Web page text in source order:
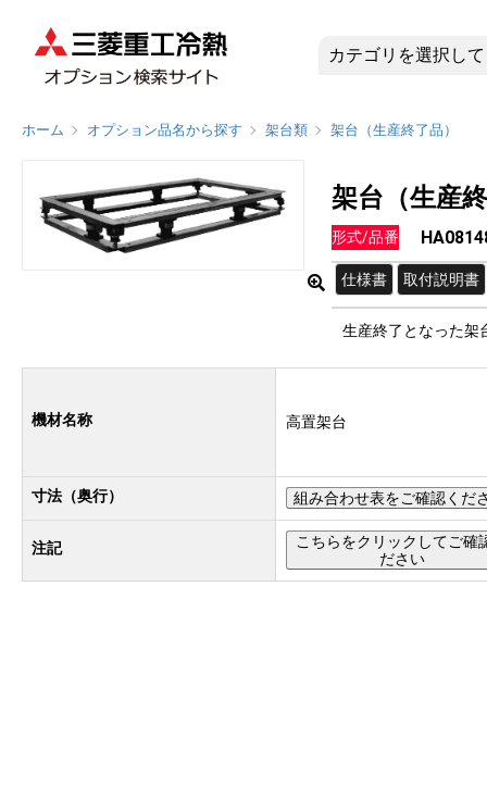
ホーム オプション品名から探す 架台類 架台（生産終了品）
架台（生産
形式/品番
仕様書 取付説明書
生産終了となった架
機材名称 高置架台
寸法（奥行） 組み合わせ表をご確認くだ
注記
こちらをクリックしてご確
ださい